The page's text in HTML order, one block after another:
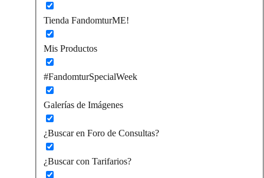
Tienda FandomturME!
Mis Productos
#FandomturSpecialWeek
Galerías de Imágenes
¿Buscar en Foro de Consultas?
¿Buscar con Tarifarios?